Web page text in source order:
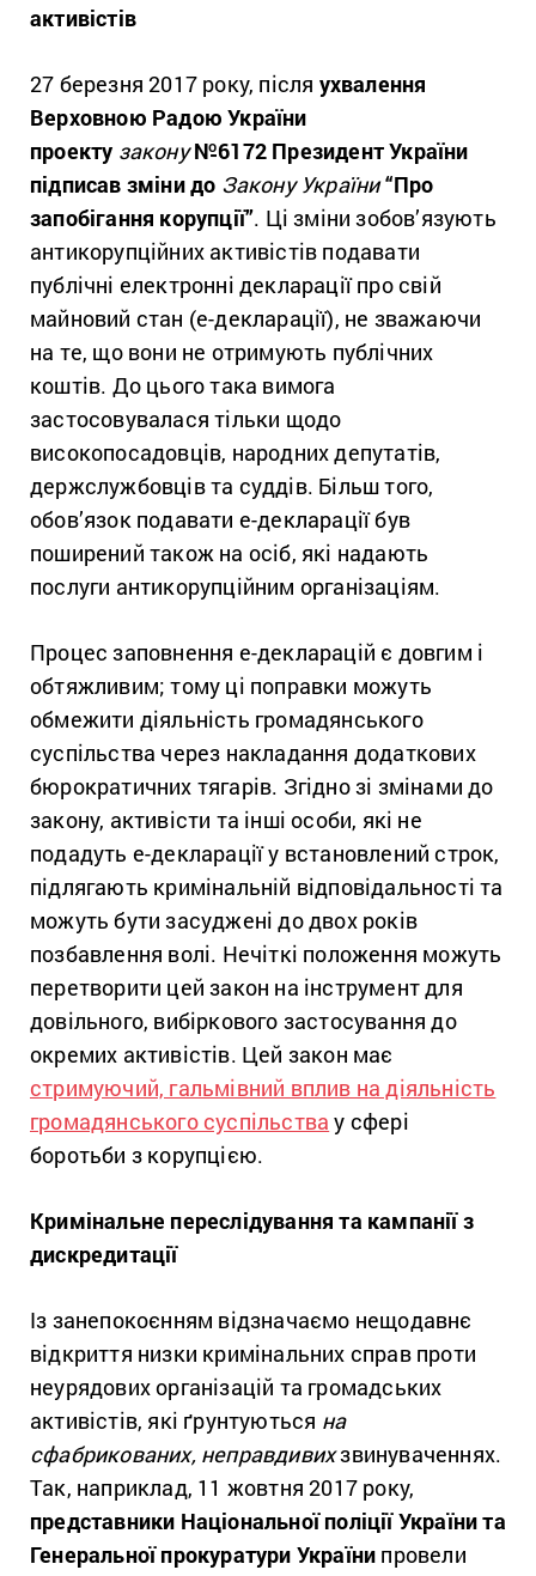
активістів
27 березня 2017 року, після ухвалення
Верховною Радою України
проекту закону№6172 Президент України
підписав зміни до Закону України“Про
запобігання корупції”. Ці зміни зобов’язують
антикорупційних активістів подавати
публічні електронні декларації про свій
майновий стан (е-декларації), не зважаючи
на те, що вони не отримують публічних
коштів. До цього така вимога
застосовувалася тільки щодо
високопосадовців, народних депутатів,
держслужбовців та суддів. Більш того,
обов’язок подавати е-декларації був
поширений також на осіб, які надають
послуги антикорупційним організаціям.
Процес заповнення е-декларацій є довгим і
обтяжливим; тому ці поправки можуть
обмежити діяльність громадянського
суспільства через накладання додаткових
бюрократичних тягарів. Згідно зі змінами до
закону, активісти та інші особи, які не
подадуть е-декларації у встановлений строк,
підлягають кримінальній відповідальності та
можуть бути засуджені до двох років
позбавлення волі. Нечіткі положення можуть
перетворити цей закон на інструмент для
довільного, вибіркового застосування до
окремих активістів. Цей закон має
стримуючий, гальмівний вплив на діяльність
громадянського суспільства у сфері
боротьби з корупцією.
Кримінальне переслідування та кампанії з
дискредитації
Із занепокоєнням відзначаємо нещодавнє
відкриття низки кримінальних справ проти
неурядових організацій та громадських
активістів, які ґрунтуються на
сфабрикованих, неправдивихзвинуваченнях.
Так, наприклад, 11 жовтня 2017 року,
представники Національної поліції України та
Генеральної прокуратури України провели